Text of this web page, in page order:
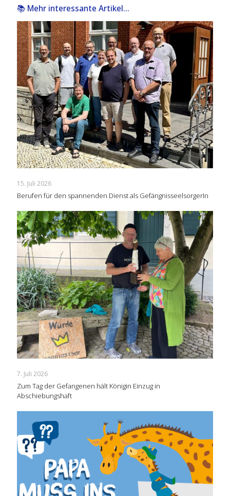
📚 Mehr interessante Artikel...
15. Juli 2026
Berufen für den spannenden Dienst als GefängnisseelsorgerIn
7. Juli 2026
Zum Tag der Gefangenen hält Königin Einzug in
Abschiebungshaft